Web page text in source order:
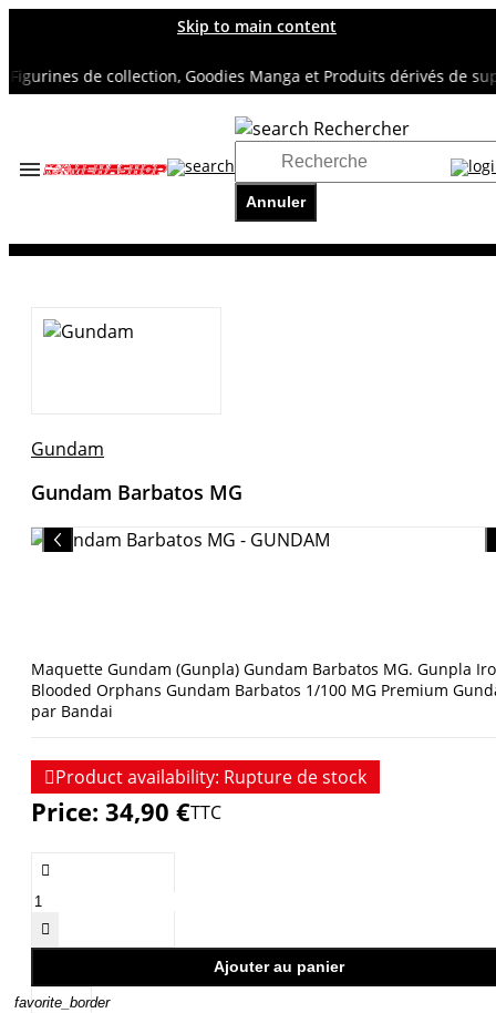
Skip to main content
de collection, Goodies Manga et Produits dérivés de super
Rechercher
Annuler
Accueil
Gundam
Gundam Barbatos MG
Maquette Gundam (Gunpla) Gundam Barbatos MG. Gunpla
Blooded Orphans Gundam Barbatos 1/100 MG Premium
par Bandai
Price: 34,90 €TTC


Ajouter au panier
favorite_border
Product availability: Rupture de stock